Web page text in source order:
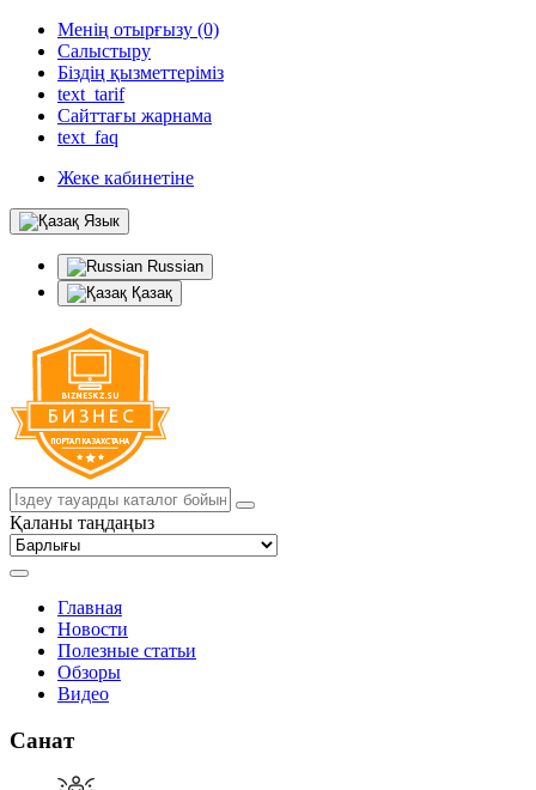
Менің отырғызу (0)
Салыстыру
Біздің қызметтеріміз
text_tarif
Сайттағы жарнама
text_faq
Жеке кабинетіне
Язык
Russian
Қазақ
Қаланы таңдаңыз
Главная
Новости
Полезные статьи
Обзоры
Видео
Санат